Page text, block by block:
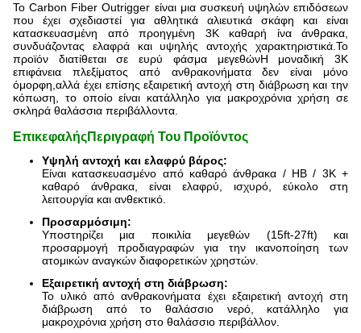
Το Carbon Fiber Outrigger είναι μια συσκευή υψηλών επιδόσεων
που έχει σχεδιαστεί για αθλητικά αλιευτικά σκάφη και είναι
κατασκευασμένη από προηγμένη 3K καθαρή ίνα άνθρακα,
συνδυάζοντας ελαφρά και υψηλής αντοχής χαρακτηριστικά.Το
προϊόν διατίθεται σε ευρύ φάσμα μεγεθώνΗ μοναδική 3K
επιφάνεια πλεξίματος από ανθρακονήματα δεν είναι μόνο
όμορφη,αλλά έχει επίσης εξαιρετική αντοχή στη διάβρωση και την
κόπωση, το οποίο είναι κατάλληλο για μακροχρόνια χρήση σε
σκληρά θαλάσσια περιβάλλοντα.
ΕπικεφαλήςΠεριγραφή Του Προϊόντος
Υψηλή αντοχή και ελαφρύ βάρος:
Είναι κατασκευασμένο από καθαρό άνθρακα / HB / 3K +
καθαρό άνθρακα, είναι ελαφρύ, ισχυρό, εύκολο στη
λειτουργία και ανθεκτικό.
Προσαρμόσιμη:
Υποστηρίζει μια ποικιλία μεγεθών (15ft-27ft) και
προσαρμογή προδιαγραφών για την ικανοποίηση των
ατομικών αναγκών διαφορετικών χρηστών.
Εξαιρετική αντοχή στη διάβρωση:
Το υλικό από ανθρακονήματα έχει εξαιρετική αντοχή στη
διάβρωση από το θαλάσσιο νερό, κατάλληλο για
μακροχρόνια χρήση στο θαλάσσιο περιβάλλον.